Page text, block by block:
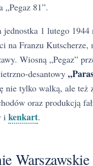
„Pegaz 81”.
jednostka 1 lutego 1944
na Franzu Kutscherze,
Wiosną „Pegaz”
desantowy
nie tylko walką, ale też
oraz produkcją
i kenkart.